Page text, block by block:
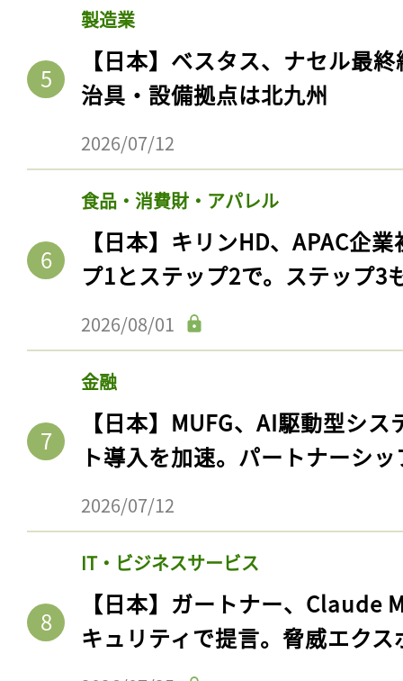
製造業
【日本】ベスタス、ナセル最
治具・設備拠点は北九州
2026/07/12
食品・消費財・アパレル
【日本】キリンHD、APAC企
プ1とステップ2で。ステップ3
2026/08/01
金融
【日本】MUFG、AI駆動型シ
ト導入を加速。パートナーシ
2026/07/12
IT・ビジネスサービス
【日本】ガートナー、Claude
キュリティで提言。脅威エク